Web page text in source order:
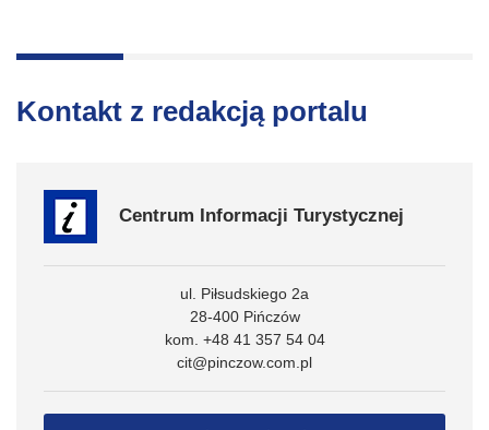
Kontakt z redakcją portalu
Centrum Informacji Turystycznej
ul. Piłsudskiego 2a
28-400 Pińczów
kom. +48 41 357 54 04
cit@pinczow.com.pl